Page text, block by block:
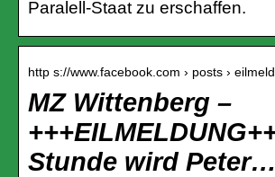
Paralell-Staat zu erschaffen.
http s://www.facebook.com › posts ›
MZ Wittenberg –
Stunde wird Peter…